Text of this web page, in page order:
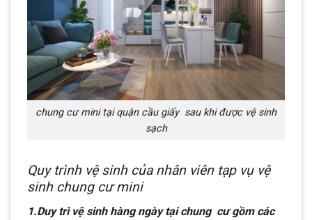
chung cư mini tại quận cầu giấy sau khi được vệ sinh
sạch
Quy trình vệ sinh của nhân viên tạp vụ vệ
sinh chung cư mini
1.Duy trì vệ sinh hàng ngày tại chung cư gồm các